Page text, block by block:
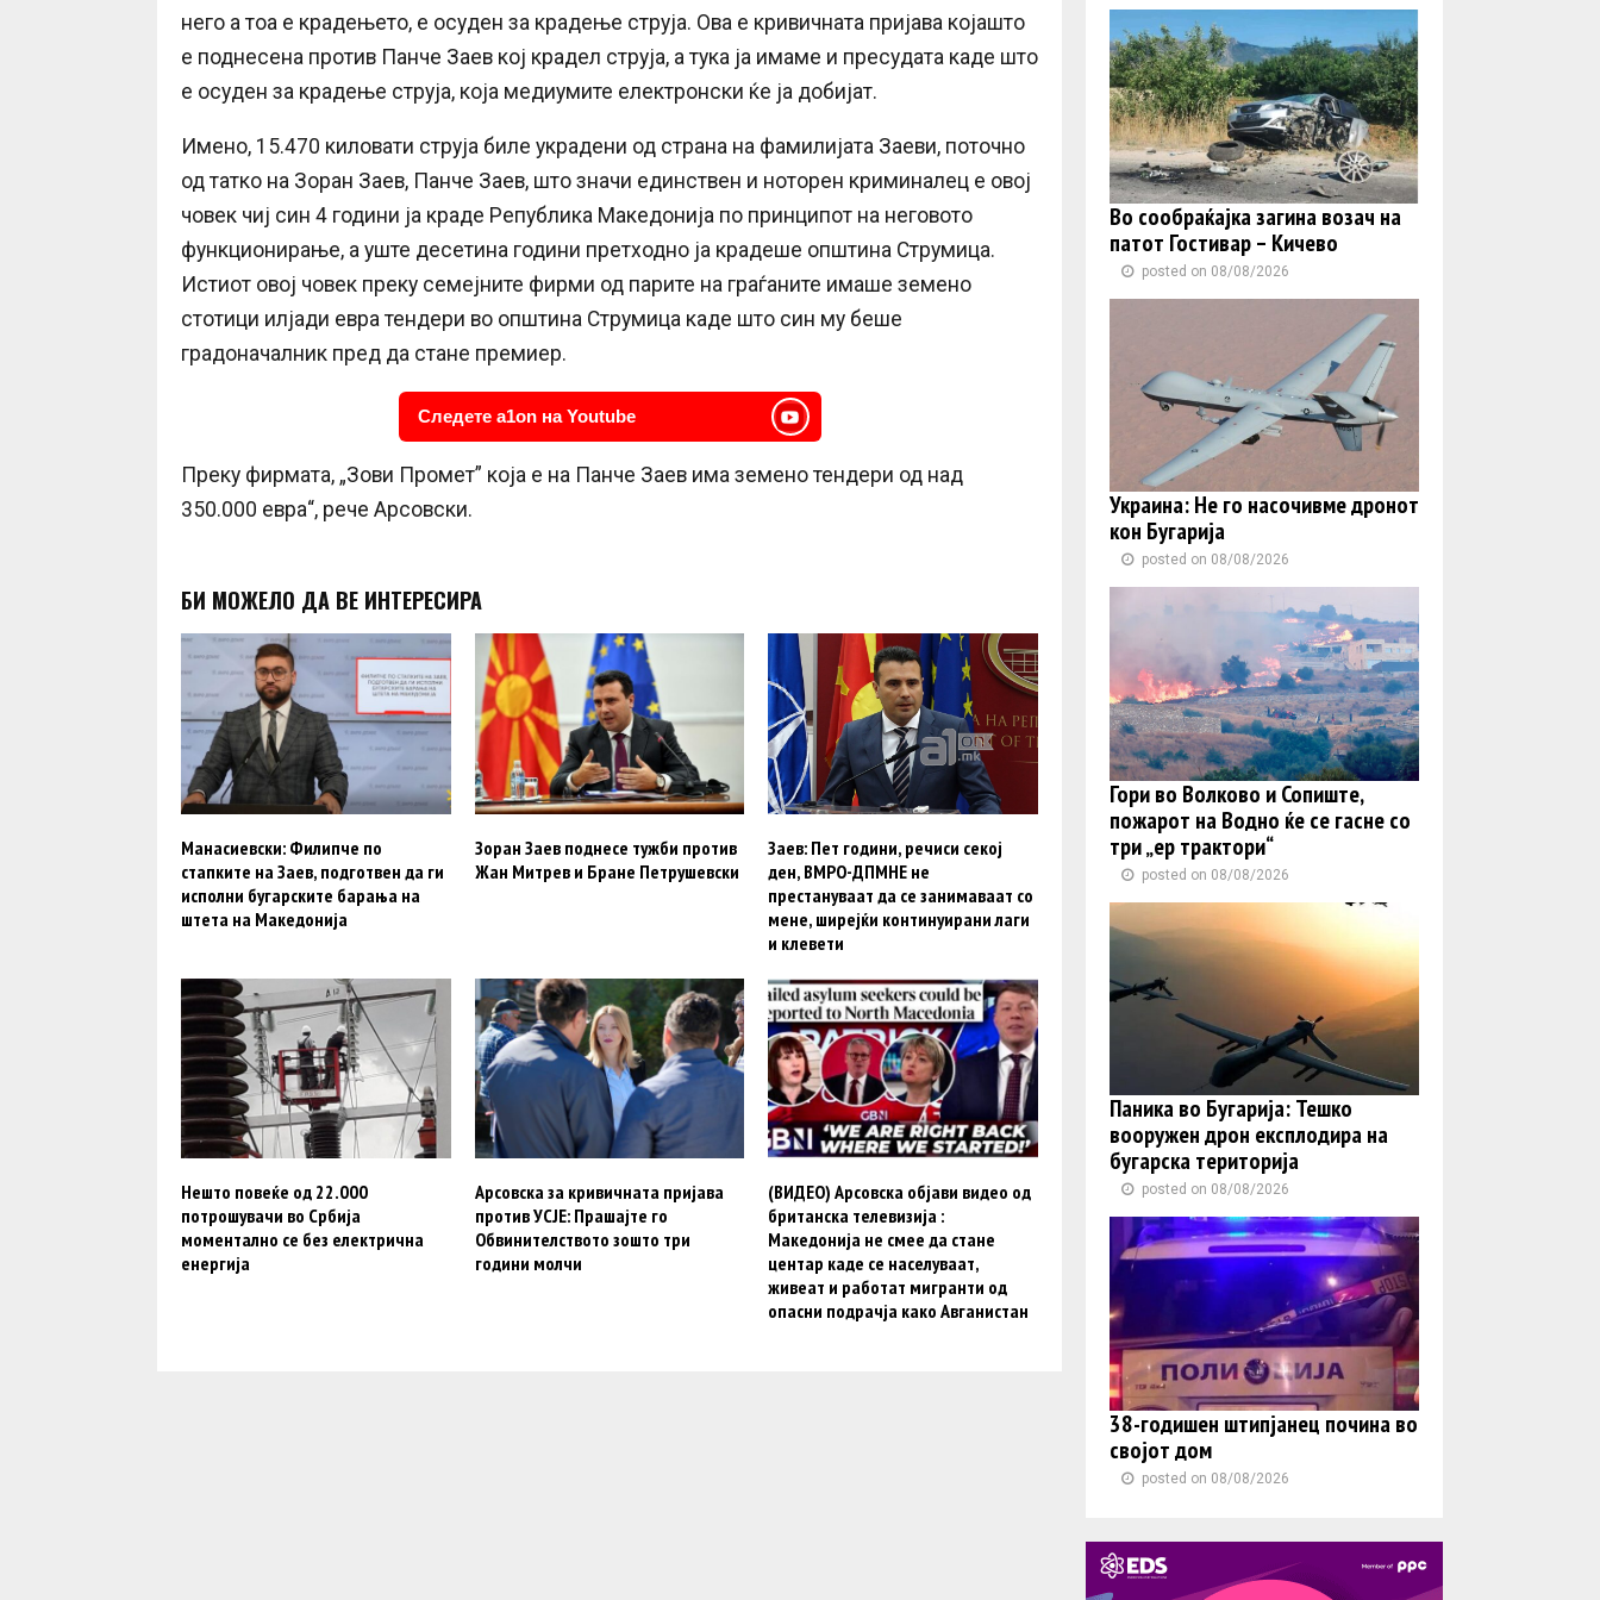
него а тоа е крадењето, е осуден за крадење струја. Ова е кривичната пријава којашто
е поднесена против Панче Заев кој крадел струја, а тука ја имаме и пресудата каде што
е осуден за крадење струја, која медиумите електронски ќе ја добијат.
Имено, 15.470 киловати струја биле украдени од страна на фамилијата Заеви, поточно
од татко на Зоран Заев, Панче Заев, што значи единствен и ноторен криминалец е овој
човек чиј син 4 години ја краде Република Македонија по принципот на неговото
функционирање, а уште десетина години претходно ја крадеше општина Струмица.
Истиот овој човек преку семејните фирми од парите на граѓаните имаше земено
стотици илјади евра тендери во општина Струмица каде што син му беше
градоначалник пред да стане премиер.
Следете a1on на Youtube
Преку фирмата, „Зови Промет” која е на Панче Заев има земено тендери од над
350.000 евра“, рече Арсовски.
БИ МОЖЕЛО ДА ВЕ ИНТЕРЕСИРА
Манасиевски: Филипче по
стапките на Заев, подготвен да ги
исполни бугарските барања на
штета на Македонија
Зоран Заев поднесе тужби против
Жан Митрев и Бране Петрушевски
Заев: Пет години, речиси секој
ден, ВМРО-ДПМНЕ не
престануваат да се занимаваат со
мене, ширејќи континуирани лаги
и клевети
Нешто повеќе од 22.000
потрошувачи во Србија
моментално се без електрична
енергија
Арсовска за кривичната пријава
против УСЈЕ: Прашајте го
Обвинителството зошто три
години молчи
(ВИДЕО) Арсовска објави видео од
британска телевизија :
Македонија не смее да стане
центар каде се населуваат,
живеат и работат мигранти од
опасни подрачја како Авганистан
Во сообраќајка загина возач на
патот Гостивар – Кичево
posted on 08/08/2026
Украина: Не го насочивме дронот
кон Бугарија
posted on 08/08/2026
Гори во Волково и Сопиште,
пожарот на Водно ќе се гасне со
три „ер трактори“
posted on 08/08/2026
Паника во Бугарија: Тешко
вооружен дрон експлодира на
бугарска територија
posted on 08/08/2026
38-годишен штипјанец почина во
својот дом
posted on 08/08/2026